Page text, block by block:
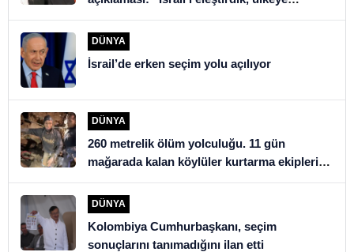
alınmadık”
DÜNYA
İsrail’de erken seçim yolu açılıyor
DÜNYA
260 metrelik ölüm yolculuğu. 11 gün
mağarada kalan köylüler kurtarma ekiplerini
şoke etti
DÜNYA
Kolombiya Cumhurbaşkanı, seçim
sonuçlarını tanımadığını ilan etti